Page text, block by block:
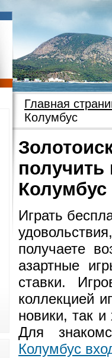
Главная
Колумбус
Колумбус
Играть
получаете
азартные
ставки.
коллекцией
новики, так
Для
Колумбус